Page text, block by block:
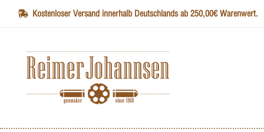
Kostenloser Versand innerhalb Deutschlands ab 250,00€ Warenwert.